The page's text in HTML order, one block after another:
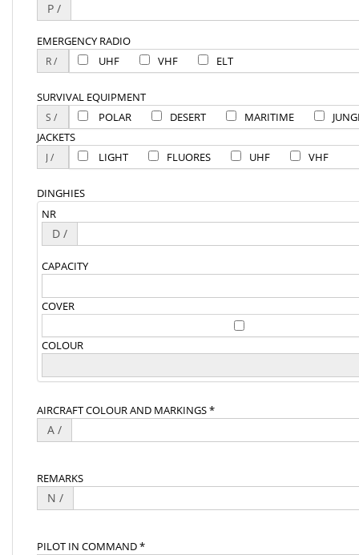
P /
EMERGENCY RADIO
UHF
VHF ELT
SURVIVAL EQUIPMENT
POLAR
DESERT MARITIME
JACKETS
LIGHT
FLUORES UHF VHF
DINGHIES
NR
D /
CAPACITY
COVER
COLOUR
AIRCRAFT COLOUR AND MARKINGS *
A /
REMARKS
N /
PILOT IN COMMAND *